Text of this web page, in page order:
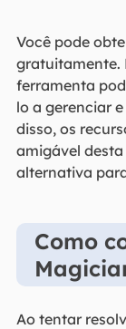
Você pode
gratuitamente.
ferramenta
lo a gerenciar
disso, os
amigável
alternativa
Como
Ao tentar